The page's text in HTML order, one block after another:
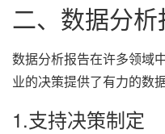
二、数据分
数据分析报告在许多领域
业的决策提供了有力的数
1.支持决策制定